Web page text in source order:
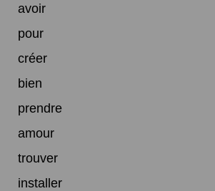
avoir
pour
créer
bien
prendre
amour
trouver
installer